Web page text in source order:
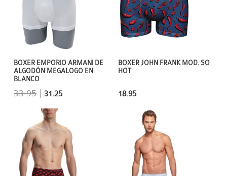
BOXER JOHN FRANK MOD. SO
HOT
18.95
BOXER EMPORIO ARMANI DE
ALGODÓN MEGALOGO EN
BLANCO
33.95 |31.25